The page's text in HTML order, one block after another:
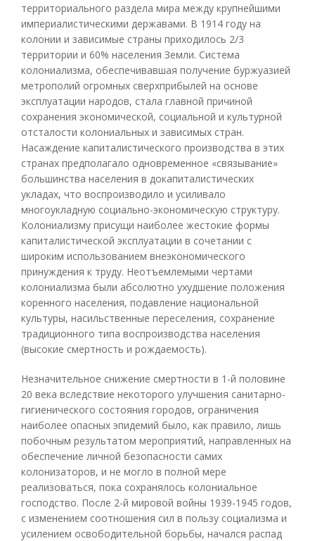
территориального раздела мира между крупнейшими
империалистическими державами. В 1914 году на
колонии и зависимые страны приходилось 2/3
территории и 60% населения Земли. Система
колониализма, обеспечивавшая получение буржуазией
метрополий огромных сверхприбылей на основе
эксплуатации народов, стала главной причиной
сохранения экономической, социальной и культурной
отсталости колониальных и зависимых стран.
Насаждение капиталистического производства в этих
странах предполагало одновременное «связывание»
большинства населения в докапиталистических
укладах, что воспроизводило и усиливало
многоукладную социально-экономическую структуру.
Колониализму присущи наиболее жестокие формы
капиталистической эксплуатации в сочетании с
широким использованием внеэкономического
принуждения к труду. Неотъемлемыми чертами
колониализма были абсолютно ухудшение положения
коренного населения, подавление национальной
культуры, насильственные переселения, сохранение
традиционного типа воспроизводства населения
(высокие смертность и рождаемость).
Незначительное снижение смертности в 1-й половине
20 века вследствие некоторого улучшения санитарно-
гигиенического состояния городов, ограничения
наиболее опасных эпидемий было, как правило, лишь
побочным результатом мероприятий, направленных на
обеспечение личной безопасности самих
колонизаторов, и не могло в полной мере
реализоваться, пока сохранялось колониальное
господство. После 2-й мировой войны 1939-1945 годов,
с изменением соотношения сил в пользу социализма и
усилением освободительной борьбы, начался распад